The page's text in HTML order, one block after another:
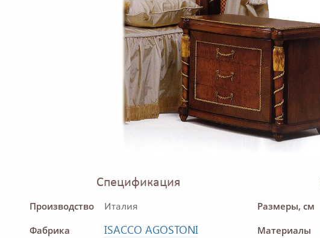
Спецификация
Производство Италия
Фабрика ISACCO AGOSTONI
Размеры, см
Материалы